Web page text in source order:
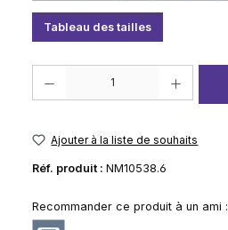
Tableau des tailles
Ajouter à la liste de souhaits
Réf. produit : NM10538.6
Recommander ce produit à un ami :